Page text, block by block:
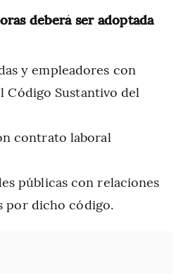
deberá ser adoptada
y empleadores con
Código Sustantivo del
contrato laboral
públicas con relaciones
por dicho código.